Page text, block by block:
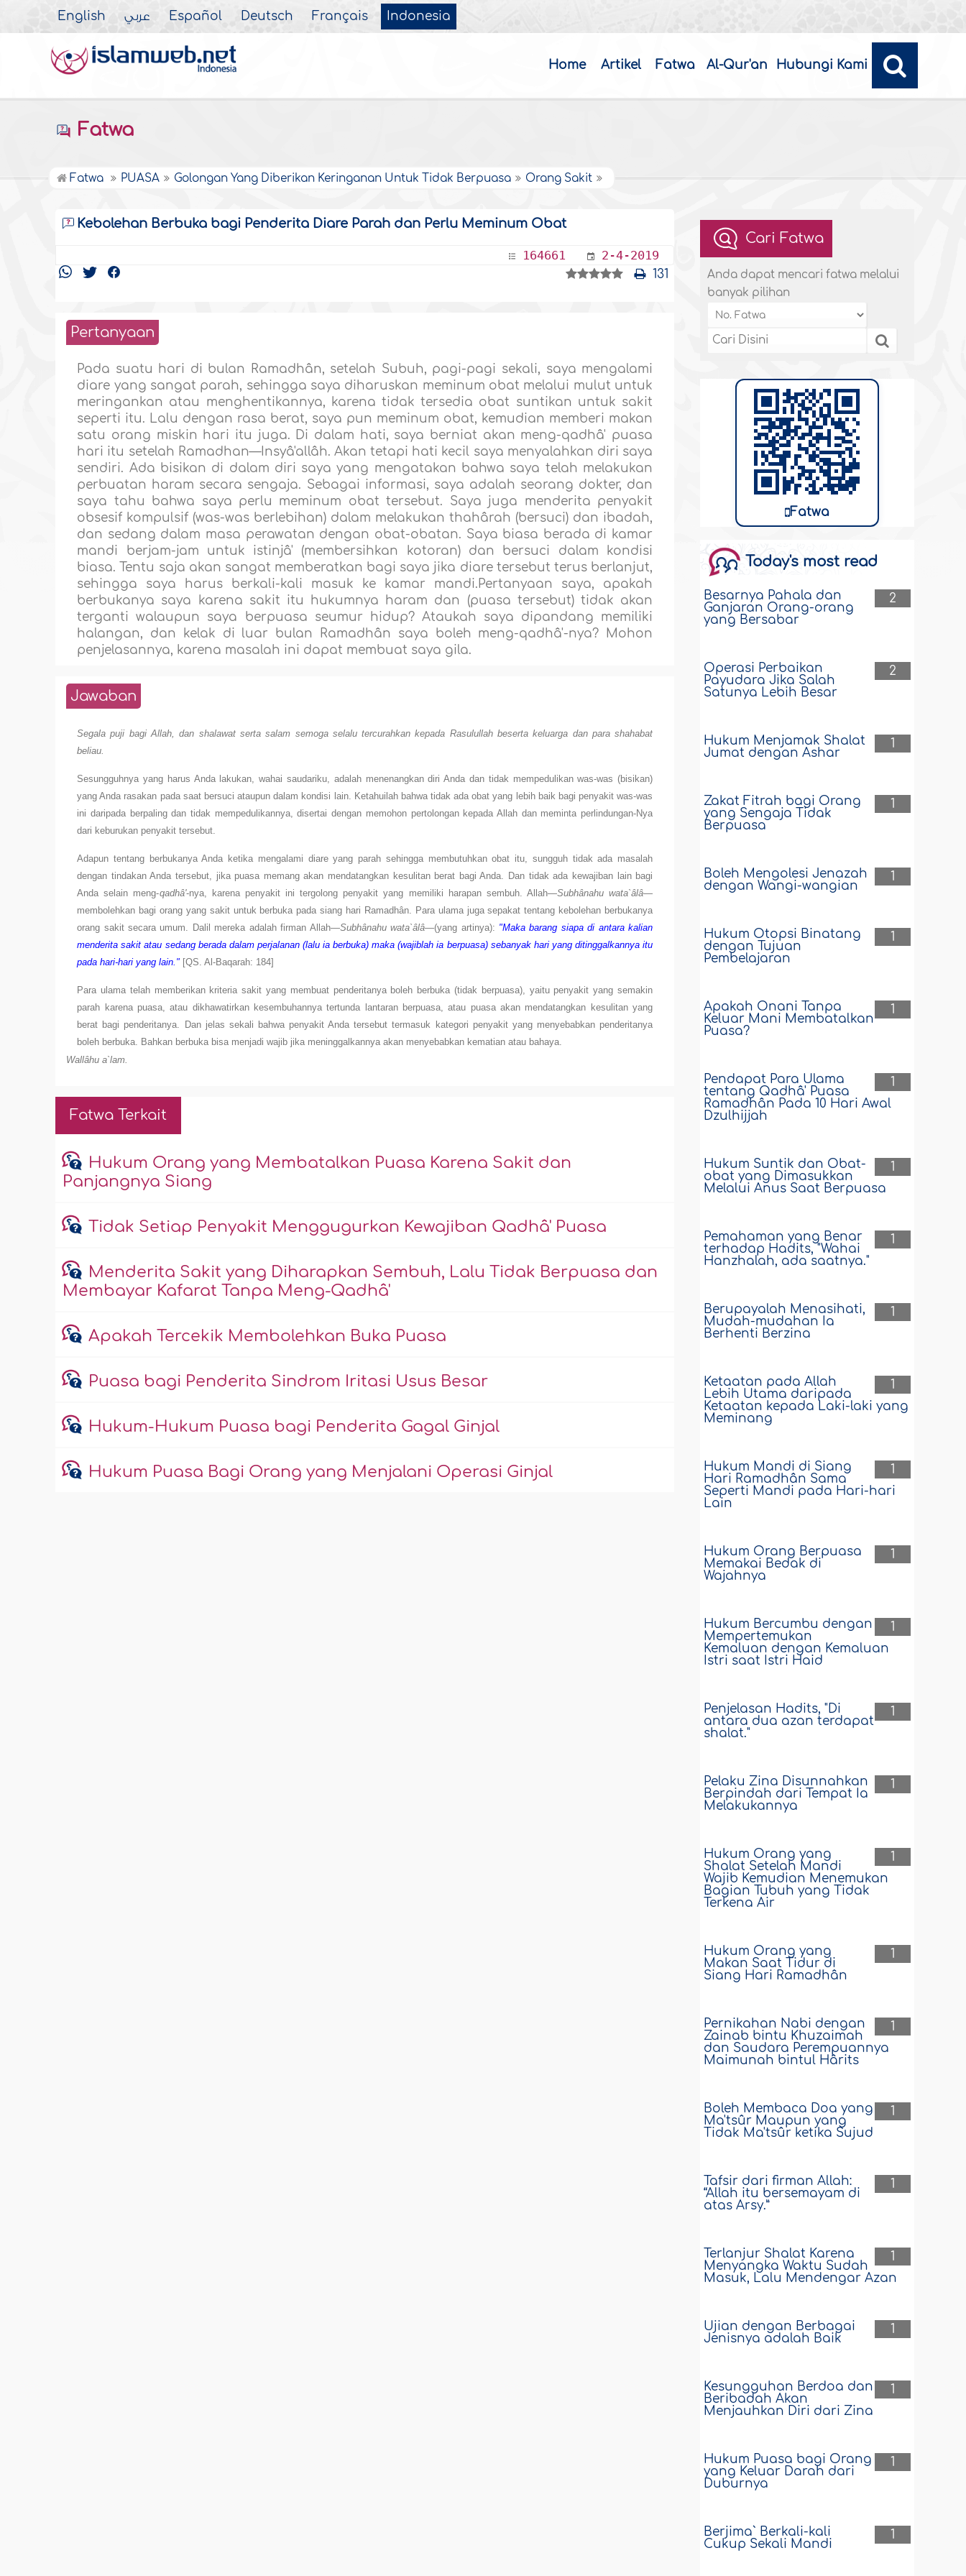
English عربي Español Deutsch Français Indonesia
Home Artikel Fatwa Al-Qur'an Hubungi Kami
Fatwa
Fatwa PUASA Golongan Yang Diberikan Keringanan Untuk Tidak Berpuasa Orang Sakit
Kebolehan Berbuka bagi Penderita Diare Parah dan Perlu Meminum Obat
164661 2-4-2019
131
Pertanyaan
Pada suatu hari di bulan Ramadhân, setelah Subuh, pagi-pagi sekali, saya mengalami
diare yang sangat parah, sehingga saya diharuskan meminum obat melalui mulut untuk
meringankan atau menghentikannya, karena tidak tersedia obat suntikan untuk sakit
seperti itu. Lalu dengan rasa berat, saya pun meminum obat, kemudian memberi makan
satu orang miskin hari itu juga. Di dalam hati, saya berniat akan meng-qadhâ' puasa
hari itu setelah Ramadhan—Insyâ'allâh. Akan tetapi hati kecil saya menyalahkan diri saya
sendiri. Ada bisikan di dalam diri saya yang mengatakan bahwa saya telah melakukan
perbuatan haram secara sengaja. Sebagai informasi, saya adalah seorang dokter, dan
saya tahu bahwa saya perlu meminum obat tersebut. Saya juga menderita penyakit
obsesif kompulsif (was-was berlebihan) dalam melakukan thahârah (bersuci) dan ibadah,
dan sedang dalam masa perawatan dengan obat-obatan. Saya biasa berada di kamar
mandi berjam-jam untuk istinjâ' (membersihkan kotoran) dan bersuci dalam kondisi
biasa. Tentu saja akan sangat memberatkan bagi saya jika diare tersebut terus berlanjut,
sehingga saya harus berkali-kali masuk ke kamar mandi.Pertanyaan saya, apakah
berbukanya saya karena sakit itu hukumnya haram dan (puasa tersebut) tidak akan
terganti walaupun saya berpuasa seumur hidup? Ataukah saya dipandang memiliki
halangan, dan kelak di luar bulan Ramadhân saya boleh meng-qadhâ'-nya? Mohon
penjelasannya, karena masalah ini dapat membuat saya gila.
Jawaban
Segala puji bagi Allah, dan shalawat serta salam semoga selalu tercurahkan kepada Rasulullah beserta keluarga dan para shahabat
beliau.
Sesungguhnya yang harus Anda lakukan, wahai saudariku, adalah menenangkan diri Anda dan tidak mempedulikan was-was (bisikan)
yang Anda rasakan pada saat bersuci ataupun dalam kondisi lain. Ketahuilah bahwa tidak ada obat yang lebih baik bagi penyakit was-was
ini daripada berpaling dan tidak mempedulikannya, disertai dengan memohon pertolongan kepada Allah dan meminta perlindungan-Nya
dari keburukan penyakit tersebut.
Adapun tentang berbukanya Anda ketika mengalami diare yang parah sehingga membutuhkan obat itu, sungguh tidak ada masalah
dengan tindakan Anda tersebut, jika puasa memang akan mendatangkan kesulitan berat bagi Anda. Dan tidak ada kewajiban lain bagi
Anda selain meng-qadhâ'-nya, karena penyakit ini tergolong penyakit yang memiliki harapan sembuh. Allah—Subhânahu wata`âlâ—
membolehkan bagi orang yang sakit untuk berbuka pada siang hari Ramadhân. Para ulama juga sepakat tentang kebolehan berbukanya
orang sakit secara umum. Dalil mereka adalah firman Allah—Subhânahu wata`âlâ—(yang artinya): "Maka barang siapa di antara kalian
menderita sakit atau sedang berada dalam perjalanan (lalu ia berbuka) maka (wajiblah ia berpuasa) sebanyak hari yang ditinggalkannya itu
pada hari-hari yang lain." [QS. Al-Baqarah: 184]
Para ulama telah memberikan kriteria sakit yang membuat penderitanya boleh berbuka (tidak berpuasa), yaitu penyakit yang semakin
parah karena puasa, atau dikhawatirkan kesembuhannya tertunda lantaran berpuasa, atau puasa akan mendatangkan kesulitan yang
berat bagi penderitanya. Dan jelas sekali bahwa penyakit Anda tersebut termasuk kategori penyakit yang menyebabkan penderitanya
boleh berbuka. Bahkan berbuka bisa menjadi wajib jika meninggalkannya akan menyebabkan kematian atau bahaya.
Wallâhu a`lam.
Fatwa Terkait
Hukum Orang yang Membatalkan Puasa Karena Sakit dan
Panjangnya Siang
Tidak Setiap Penyakit Menggugurkan Kewajiban Qadhâ' Puasa
Menderita Sakit yang Diharapkan Sembuh, Lalu Tidak Berpuasa dan
Membayar Kafarat Tanpa Meng-Qadhâ'
Apakah Tercekik Membolehkan Buka Puasa
Puasa bagi Penderita Sindrom Iritasi Usus Besar
Hukum-Hukum Puasa bagi Penderita Gagal Ginjal
Hukum Puasa Bagi Orang yang Menjalani Operasi Ginjal
Cari Fatwa
Anda dapat mencari fatwa melalui
banyak pilihan
Fatwa
Today's most read
2
Besarnya Pahala dan
Ganjaran Orang-orang
yang Bersabar
2
Operasi Perbaikan
Payudara Jika Salah
Satunya Lebih Besar
1
Hukum Menjamak Shalat
Jumat dengan Ashar
1
Zakat Fitrah bagi Orang
yang Sengaja Tidak
Berpuasa
1
Boleh Mengolesi Jenazah
dengan Wangi-wangian
1
Hukum Otopsi Binatang
dengan Tujuan
Pembelajaran
1
Apakah Onani Tanpa
Keluar Mani Membatalkan
Puasa?
1
Pendapat Para Ulama
tentang Qadhâ' Puasa
Ramadhân Pada 10 Hari Awal
Dzulhijjah
1
Hukum Suntik dan Obat-
obat yang Dimasukkan
Melalui Anus Saat Berpuasa
1
Pemahaman yang Benar
terhadap Hadits, "Wahai
Hanzhalah, ada saatnya."
1
Berupayalah Menasihati,
Mudah-mudahan Ia
Berhenti Berzina
1
Ketaatan pada Allah
Lebih Utama daripada
Ketaatan kepada Laki-laki yang
Meminang
1
Hukum Mandi di Siang
Hari Ramadhân Sama
Seperti Mandi pada Hari-hari
Lain
1
Hukum Orang Berpuasa
Memakai Bedak di
Wajahnya
1
Hukum Bercumbu dengan
Mempertemukan
Kemaluan dengan Kemaluan
Istri saat Istri Haid
1
Penjelasan Hadits, "Di
antara dua azan terdapat
shalat."
1
Pelaku Zina Disunnahkan
Berpindah dari Tempat Ia
Melakukannya
1
Hukum Orang yang
Shalat Setelah Mandi
Wajib Kemudian Menemukan
Bagian Tubuh yang Tidak
Terkena Air
1
Hukum Orang yang
Makan Saat Tidur di
Siang Hari Ramadhân
1
Pernikahan Nabi dengan
Zainab bintu Khuzaimah
dan Saudara Perempuannya
Maimunah bintul Hârits
1
Boleh Membaca Doa yang
Ma'tsûr Maupun yang
Tidak Ma'tsûr ketika Sujud
1
Tafsir dari firman Allah:
“Allah itu bersemayam di
atas Arsy.”
1
Terlanjur Shalat Karena
Menyangka Waktu Sudah
Masuk, Lalu Mendengar Azan
1
Ujian dengan Berbagai
Jenisnya adalah Baik
1
Kesungguhan Berdoa dan
Beribadah Akan
Menjauhkan Diri dari Zina
1
Hukum Puasa bagi Orang
yang Keluar Darah dari
Duburnya
1
Berjima` Berkali-kali
Cukup Sekali Mandi